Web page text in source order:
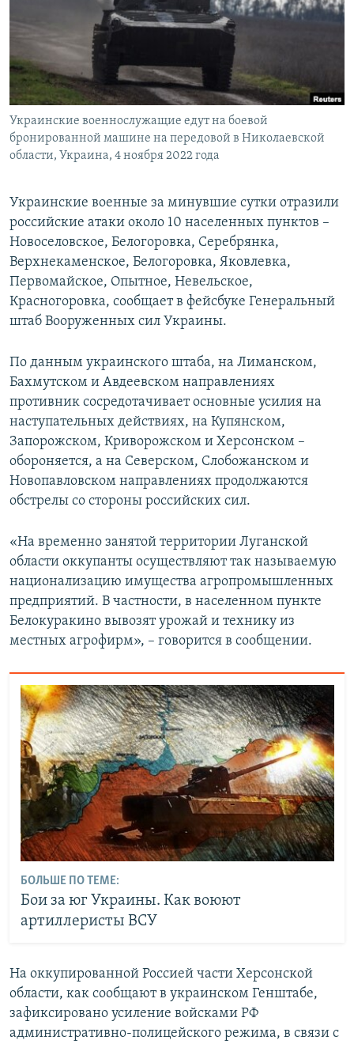
ПОБЕДИТЕЛЕЙ НЕ СУДЯТ?
КРЫМ.НЕПОКОРЕННЫЙ
ELIFBE
УКРАИНСКАЯ ПРОБЛЕМА КРЫМА
ПРИСОЕДИНЯЙТЕСЬ!
Все сайты RFE/RL
Украинские военнослужащие едут на боевой
бронированной машине на передовой в Николаевской
области, Украина, 4 ноября 2022 года
Украинские военные за минувшие сутки отразили
российские атаки около 10 населенных пунктов –
Новоселовское, Белогоровка, Серебрянка,
Верхнекаменское, Белогоровка, Яковлевка,
Первомайское, Опытное, Невельское,
Красногоровка, сообщает в фейсбуке Генеральный
штаб Вооруженных сил Украины.
По данным украинского штаба, на Лиманском,
Бахмутском и Авдеевском направлениях
противник сосредотачивает основные усилия на
наступательных действиях, на Купянском,
Запорожском, Криворожском и Херсонском –
обороняется, а на Северском, Слобожанском и
Новопавловском направлениях продолжаются
обстрелы со стороны российских сил.
«На временно занятой территории Луганской
области оккупанты осуществляют так называемую
национализацию имущества агропромышленных
предприятий. В частности, в населенном пункте
Белокуракино вывозят урожай и технику из
местных агрофирм», – говорится в сообщении.
БОЛЬШЕ ПО ТЕМЕ:
Бои за юг Украины. Как воюют
артиллеристы ВСУ
На оккупированной Россией части Херсонской
области, как сообщают в украинском Генштабе,
зафиксировано усиление войсками РФ
административно-полицейского режима, в связи с